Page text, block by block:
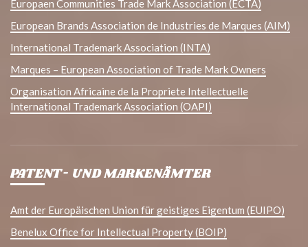
Europaen Communities Trade Mark Association (ECTA)
European Brands Association de Industries de Marques (AIM)
International Trademark Association (INTA)
Marques – European Association of Trade Mark Owners
Organisation Africaine de la Propriete Intellectuelle
International Trademark Association (OAPI)
PATENT- UND MARKENÄMTER
Amt der Europäischen Union für geistiges Eigentum (EUIPO)
Benelux Office for Intellectual Property (BOIP)